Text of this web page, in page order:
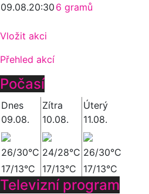
09.08.20:30 6 gramů
Vložit akci
Přehled akcí
Počasí
Dnes
09.08.
Zítra
10.08.
Úterý
11.08.
26/30°C 24/28°C 26/30°C
17/13°C
17/13°C 17/13°C
Televizní program